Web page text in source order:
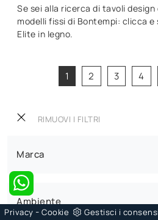
RIMUOVI I FILTRI
Marca
Ambiente
Se sei alla ricerca di tavoli design
modelli fissi di Bontempi: clicca e
Elite in legno.
1 2 3 4
Privacy - Cookie Gestisci i consensi